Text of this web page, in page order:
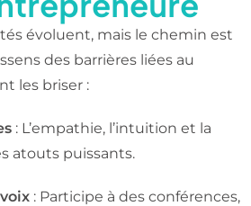
évoluent, mais le chemin est
des barrières liées au
les briser :
: L’empathie, l’intuition et la
atouts puissants.
: Participe à des conférences,